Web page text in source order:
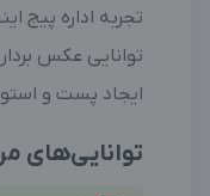
تجربه اداره پیج
توانایی عکس
ایجاد پست و
توانایی‌های